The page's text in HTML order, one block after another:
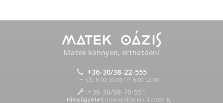
Matek könnyen, érthetően!
+36-30/38-22-555
H-CS: 8:00-16:00 | P: 8:00-12:00
+36-30/98-70-551
Hibaügyelet munkaidőn kívül 20:00-ig